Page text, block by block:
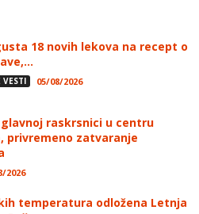
18 novih lekova na recept o
VESTI 05/08/2026
glavnoj raskrsnici u centru
privremeno zatvaranje
2026
temperatura odložena Letnja